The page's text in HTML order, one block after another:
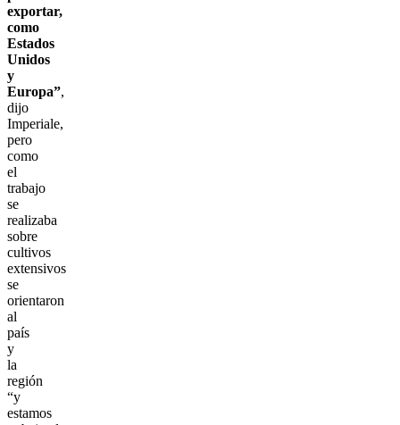
exportar,
como
Estados
Unidos
y
Europa”,
dijo
Imperiale,
pero
como
el
trabajo
se
realizaba
sobre
cultivos
extensivos
se
orientaron
al
país
y
la
región
“y
estamos